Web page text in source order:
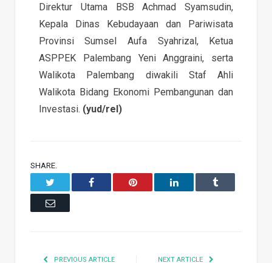
Direktur Utama BSB Achmad Syamsudin,
Kepala Dinas Kebudayaan dan Pariwisata
Provinsi Sumsel Aufa Syahrizal, Ketua
ASPPEK Palembang Yeni Anggraini, serta
Walikota Palembang diwakili Staf Ahli
Walikota Bidang Ekonomi Pembangunan dan
Investasi. (yud/rel)
SHARE.
Facebook Pinterest LinkedIn Tumblr
Email
PREVIOUS ARTICLE NEXT ARTICLE